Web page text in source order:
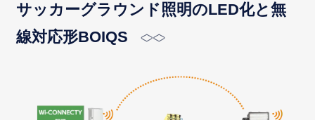
サッカーグラウンド照明のLED化と無
線対応形BOIQS